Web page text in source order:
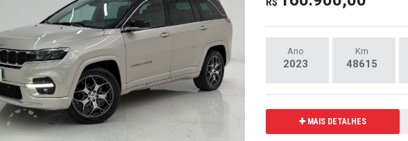
Ano
2023
Km
48615
MAIS DETALHES